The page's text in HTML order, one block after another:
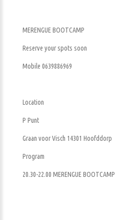
MERENGUE BOOTCAMP
Reserve your spots soon
Mobile 0639886969
Location
P Punt
Graan voor Visch 14301 Hoofddorp
Program
20.30-22.00 MERENGUE BOOTCAMP